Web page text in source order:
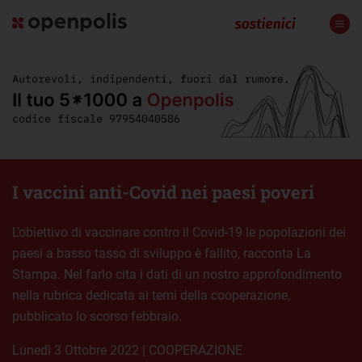
I vaccini anti-Covid nei paesi poveri
L’obiettivo di vaccinare contro il Covid-19 le popolazioni dei
paesi a basso tasso di sviluppo è fallito, racconta La
Stampa. Nel farlo cita i dati di un nostro approfondimento
nella rubrica dedicata ai temi della cooperazione,
pubblicato lo scorso febbraio.
lunedì 3 Ottobre 2022 | COOPERAZIONE